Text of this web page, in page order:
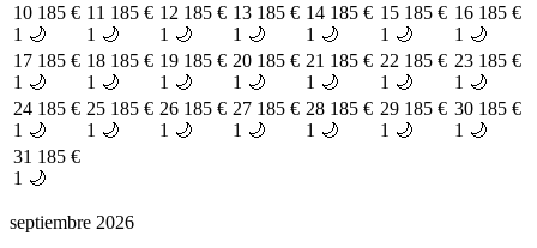
10 185 €
1 🌙
11 185 €
1 🌙
12 185 €
1 🌙
13 185 €
1 🌙
14 185 €
1 🌙
15 185 €
1 🌙
16 185 €
1 🌙
17 185 €
1 🌙
18 185 €
1 🌙
19 185 €
1 🌙
20 185 €
1 🌙
21 185 €
1 🌙
22 185 €
1 🌙
23 185 €
1 🌙
24 185 €
1 🌙
25 185 €
1 🌙
26 185 €
1 🌙
27 185 €
1 🌙
28 185 €
1 🌙
29 185 €
1 🌙
30 185 €
1 🌙
31 185 €
1 🌙
septiembre 2026